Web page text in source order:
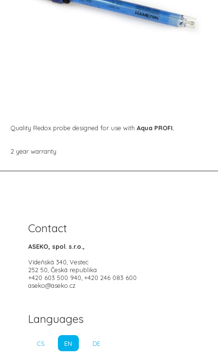
Quality Redox probe designed for use with Aqua PROFI.
2 year warranty
Contact
ASEKO, spol. s.r.o.,
Vídeňská 340, Vestec
252 50, Česká republika
+420 603 500 940, +420 246 083 600
aseko@aseko.cz
Languages
CS EN DE